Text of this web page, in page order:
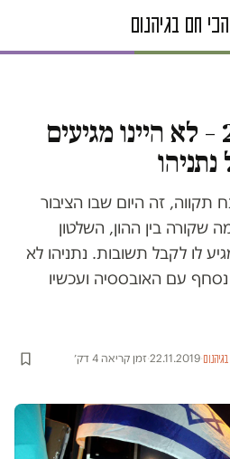
ללא מחאת 2011 – לא היינו מגיעים
זה היום שבו הציבור
שקורה בין ההון, השלטון
לו לקבל תשובות. נתניהו לא
עם האובססיה ועכשיו
·
22.11.2019
·זמן קריאה 4 דק׳